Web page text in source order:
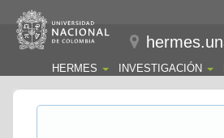
HERMES INVESTIGACIÓN